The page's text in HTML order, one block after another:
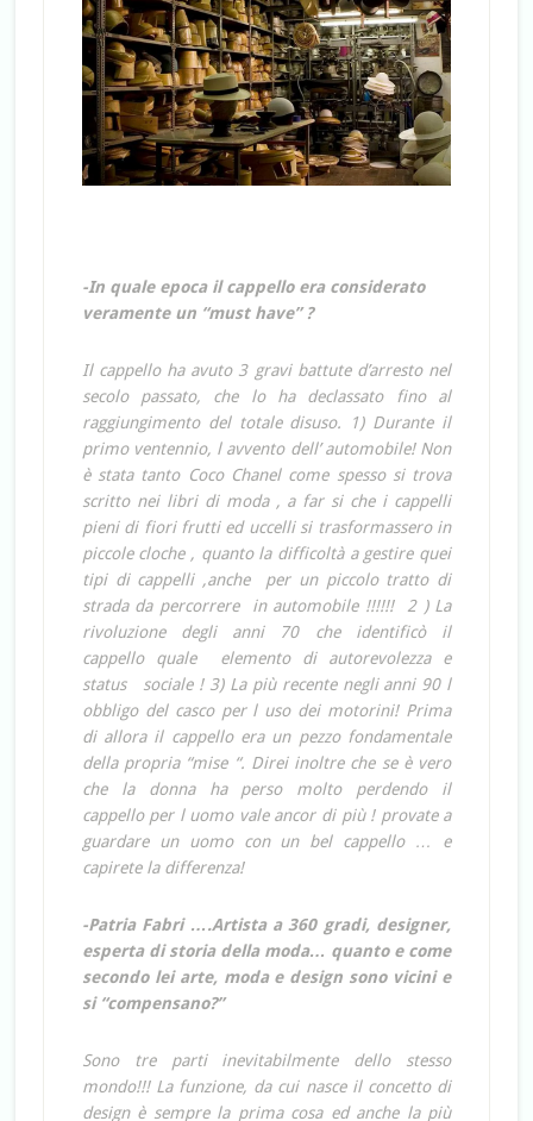
-In quale epoca il cappello era considerato
veramente un “must have” ?
Il cappello ha avuto 3 gravi battute d’arresto nel
secolo passato, che lo ha declassato fino al
raggiungimento del totale disuso. 1) Durante il
primo ventennio, l avvento dell’ automobile! Non
è stata tanto Coco Chanel come spesso si trova
scritto nei libri di moda , a far si che i cappelli
pieni di fiori frutti ed uccelli si trasformassero in
piccole cloche , quanto la difficoltà a gestire quei
tipi di cappelli ,anche per un piccolo tratto di
strada da percorrere in automobile !!!!!! 2 ) La
rivoluzione degli anni 70 che identificò il
cappello quale elemento di autorevolezza e
status sociale ! 3) La più recente negli anni 90 l
obbligo del casco per l uso dei motorini! Prima
di allora il cappello era un pezzo fondamentale
della propria “mise “. Direi inoltre che se è vero
che la donna ha perso molto perdendo il
cappello per l uomo vale ancor di più ! provate a
guardare un uomo con un bel cappello … e
capirete la differenza!
-Patria Fabri ….Artista a 360 gradi, designer,
esperta di storia della moda… quanto e come
secondo lei arte, moda e design sono vicini e
si “compensano?”
Sono tre parti inevitabilmente dello stesso
mondo!!! La funzione, da cui nasce il concetto di
design è sempre la prima cosa ed anche la più